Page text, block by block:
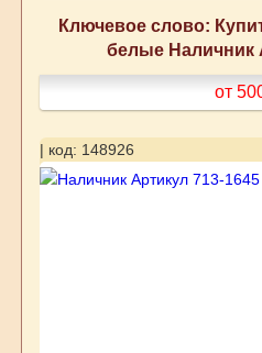
Ключевое слово:
белые Наличник
от
| код: 148926